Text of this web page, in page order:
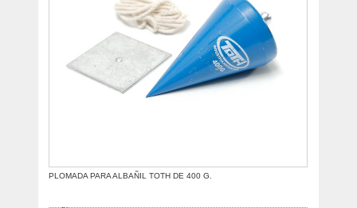
PLOMADA PARA ALBAÑIL TOTH DE 400 G.